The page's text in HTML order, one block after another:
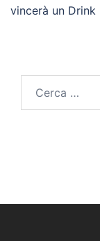
vincerà un
per: